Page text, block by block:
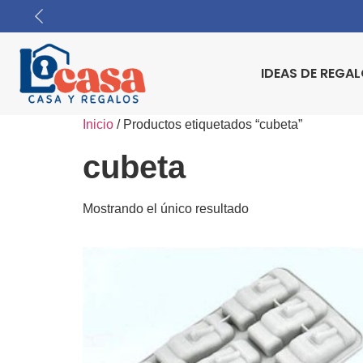
IDEAS DE
Inicio / Productos etiquetados “cubeta”
cubeta
Mostrando el único resultado